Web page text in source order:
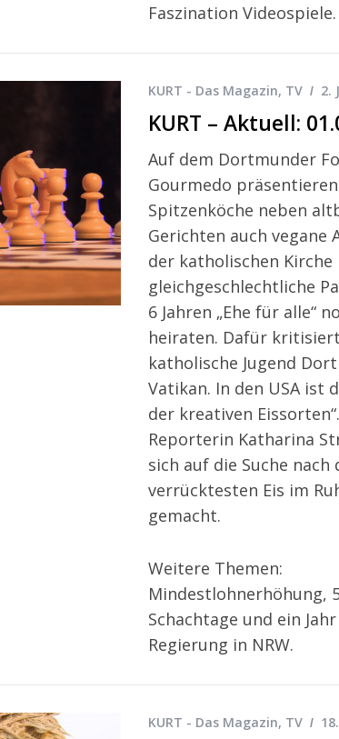
Faszination Videospiele.
KURT - Das Magazin, TV 2.
KURT – Aktuell:
Auf dem Dortmunder
Gourmedo
Spitzenköche neben
Gerichten auch vegane
der katholischen Kirche
gleichgeschlechtliche
6 Jahren „Ehe für alle“
heiraten. Dafür
katholische Jugend
Vatikan. In den USA ist
der kreativen
Reporterin Katharina
sich auf die Suche nach
verrücktesten Eis im
gemacht.
Weitere Themen:
Mindestlohnerhöhung,
Schachtage und ein
Regierung in NRW.
KURT - Das Magazin, TV